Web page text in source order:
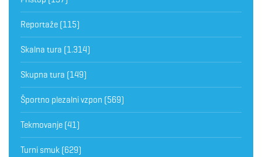
Reportaže (115)
Skalna tura (1.314)
Skupna tura (149)
Športno plezalni vzpon (569)
Tekmovanje (41)
Turni smuk (629)